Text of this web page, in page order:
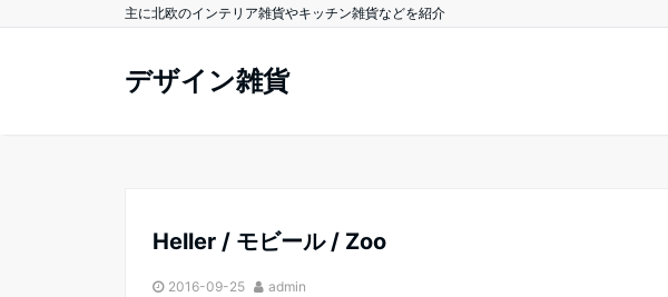
主に北欧のインテリア雑貨やキッチン雑貨などを紹介
デザイン雑貨
Heller / モビール / Zoo
2016-09-25 admin